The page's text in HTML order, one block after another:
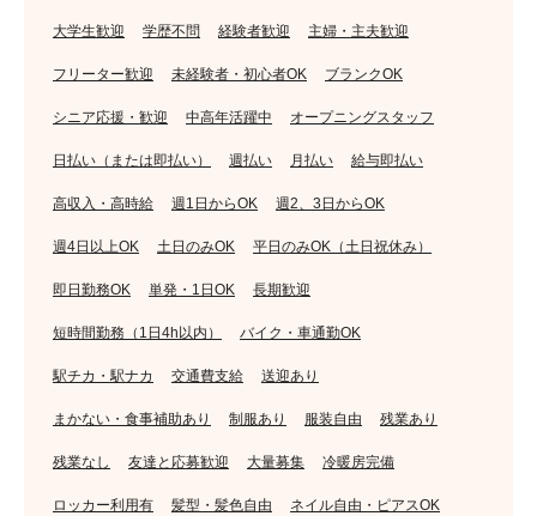
大学生歓迎 学歴不問 経験者歓迎 主婦・主夫歓迎
フリーター歓迎 未経験者・初心者OK ブランクOK
シニア応援・歓迎 中高年活躍中 オープニングスタッフ
日払い（または即払い） 週払い 月払い 給与即払い
高収入・高時給 週1日からOK 週2、3日からOK
週4日以上OK 土日のみOK 平日のみOK（土日祝休み）
即日勤務OK 単発・1日OK 長期歓迎
短時間勤務（1日4h以内） バイク・車通勤OK
駅チカ・駅ナカ 交通費支給 送迎あり
まかない・食事補助あり 制服あり 服装自由 残業あり
残業なし 友達と応募歓迎 大量募集 冷暖房完備
ロッカー利用有 髪型・髪色自由 ネイル自由・ピアスOK